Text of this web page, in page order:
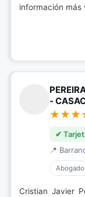
información más
-
✔
📍
Cristian Javier